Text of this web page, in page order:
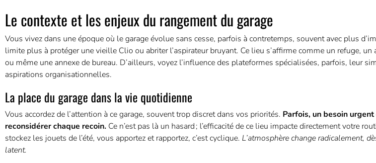
Le contexte et les enjeux du rangement du garage
Vous vivez dans une époque où le garage évolue sans cesse, parfois à contretemps, souvent avec plus
limite plus à protéger une vieille Clio ou abriter l’aspirateur bruyant. Ce lieu s’affirme comme un refuge,
ou même une annexe de bureau. D’ailleurs, voyez l’influence des plateformes spécialisées, parfois, leur
aspirations organisationnelles.
La place du garage dans la vie quotidienne
Vous accordez de l’attention à ce garage, souvent trop discret dans vos priorités. Parfois, un besoin
reconsidérer chaque recoin. Ce n’est pas là un hasard ; l’efficacité de ce lieu impacte directement votre
stockez les jouets de l’été, vous apportez et rapportez, c’est cyclique. L’atmosphère change radicalement,
latent.